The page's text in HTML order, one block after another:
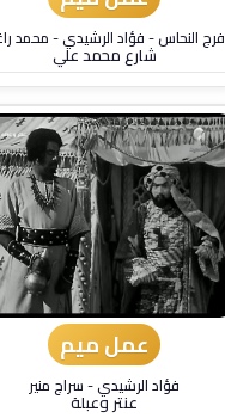
فرج النحاس-فؤاد الرشيدي-محمد
شارع محمد علي
عمل ميم
فؤاد الرشيدي-سراج منير
عنتر وعبلة